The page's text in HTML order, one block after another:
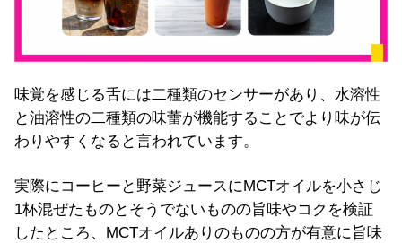
味覚を感じる舌には二種類のセンサーがあり、水溶性
と油溶性の二種類の味蕾が機能することでより味が伝
わりやすくなると言われています。
実際にコーヒーと野菜ジュースにMCTオイルを小さじ
1杯混ぜたものとそうでないものの旨味やコクを検証
したところ、MCTオイルありのものの方が有意に旨味